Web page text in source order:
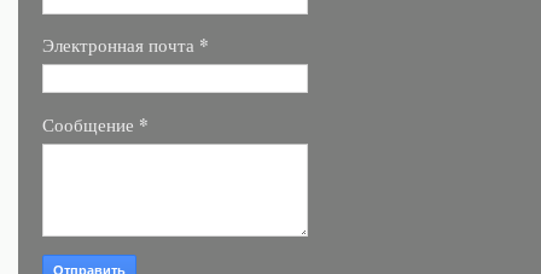
Электронная почта *
Сообщение *